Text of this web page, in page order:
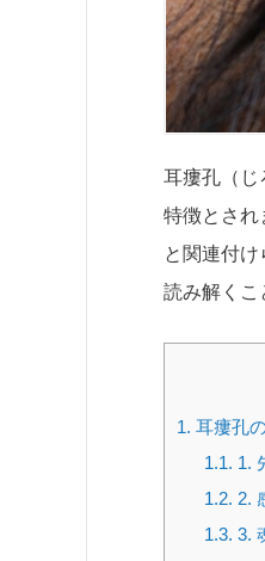
耳瘻孔（じ
特徴とされ
と関連付
読み解くこ
1. 耳瘻孔
1.1. 1.
1.2. 2.
1.3. 3.